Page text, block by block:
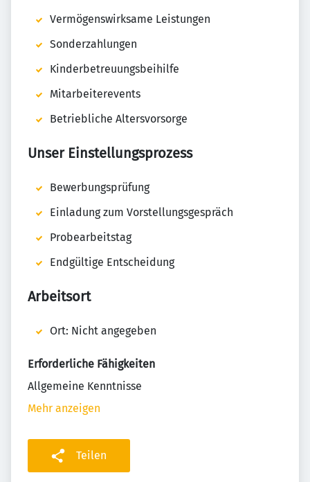
Vermögenswirksame Leistungen
Sonderzahlungen
Kinderbetreuungsbeihilfe
Mitarbeiterevents
Betriebliche Altersvorsorge
Unser Einstellungsprozess
Bewerbungsprüfung
Einladung zum Vorstellungsgespräch
Probearbeitstag
Endgültige Entscheidung
Arbeitsort
Ort: Nicht angegeben
Erforderliche Fähigkeiten
Allgemeine Kenntnisse
Mehr anzeigen
Teilen